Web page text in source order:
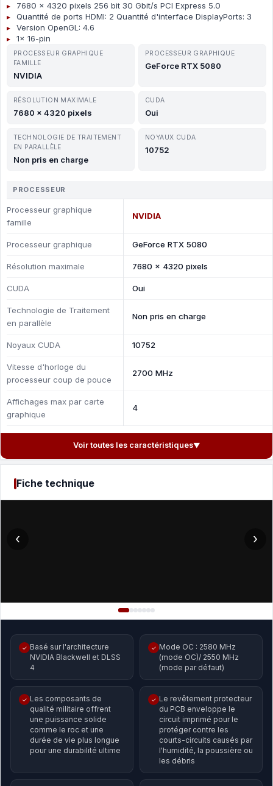
7680 x 4320 pixels 256 bit 30 Gbit/s PCI Express 5.0
Quantité de ports HDMI: 2 Quantité d'interface DisplayPorts: 3
Version OpenGL: 4.6
1x 16-pin
PROCESSEUR GRAPHIQUE
FAMILLE
NVIDIA
PROCESSEUR GRAPHIQUE
GeForce RTX 5080
RÉSOLUTION MAXIMALE
7680 x 4320 pixels
CUDA
Oui
TECHNOLOGIE DE TRAITEMENT
EN PARALLÈLE
Non pris en charge
NOYAUX CUDA
10752
PROCESSEUR
Processeur graphique
famille
NVIDIA
Processeur graphique GeForce RTX 5080
Résolution maximale 7680 x 4320 pixels
CUDA Oui
Technologie de Traitement
en parallèle
Non pris en charge
Noyaux CUDA 10752
Vitesse d'horloge du
processeur coup de pouce
2700 MHz
Affichages max par carte
graphique
4
Voir toutes les caractéristiques▼
Fiche technique
‹ ›
✓ Basé sur l'architecture
NVIDIA Blackwell et DLSS
4
✓ Mode OC : 2580 MHz
(mode OC)/ 2550 MHz
(mode par défaut)
✓ Les composants de
qualité militaire offrent
une puissance solide
comme le roc et une
durée de vie plus longue
pour une durabilité ultime
✓ Le revêtement protecteur
du PCB enveloppe le
circuit imprimé pour le
protéger contre les
courts-circuits causés par
l'humidité, la poussière ou
les débris